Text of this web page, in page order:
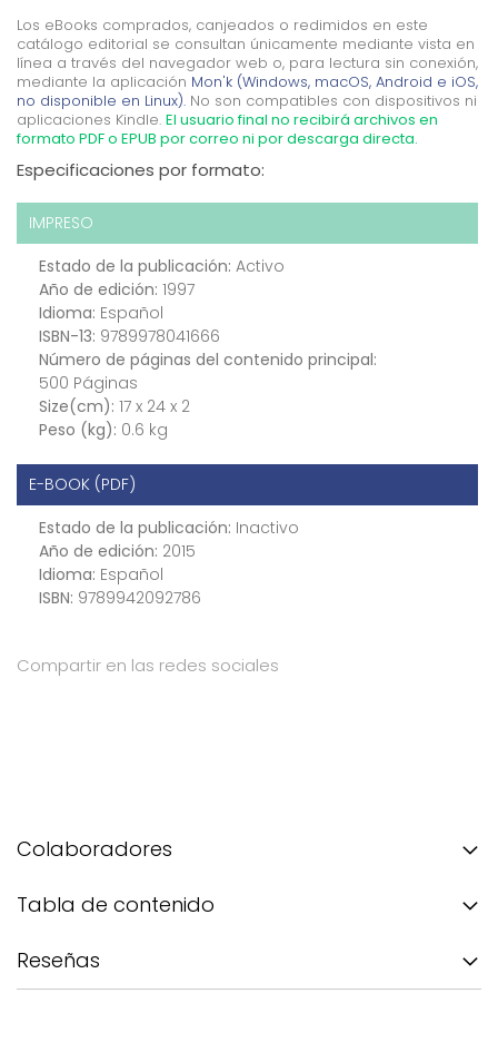
Los eBooks comprados, canjeados o redimidos en este
catálogo editorial se consultan únicamente mediante vista en
línea a través del navegador web o, para lectura sin conexión,
mediante la aplicación Mon'k (Windows, macOS, Android e iOS,
no disponible en Linux). No son compatibles con dispositivos ni
aplicaciones Kindle. El usuario final no recibirá archivos en
formato PDF o EPUB por correo ni por descarga directa.
Especificaciones por formato:
IMPRESO
Estado de la publicación: Activo
Año de edición: 1997
Idioma: Español
ISBN-13: 9789978041666
Número de páginas del contenido principal:
500 Páginas
Size(cm): 17 x 24 x 2
Peso (kg): 0.6 kg
E-BOOK (PDF)
Estado de la publicación: Inactivo
Año de edición: 2015
Idioma: Español
ISBN: 9789942092786
Compartir en las redes sociales
Colaboradores
Tabla de contenido
Reseñas